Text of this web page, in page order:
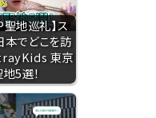
聖地巡礼】ス
本でどこを訪
東京
5選！